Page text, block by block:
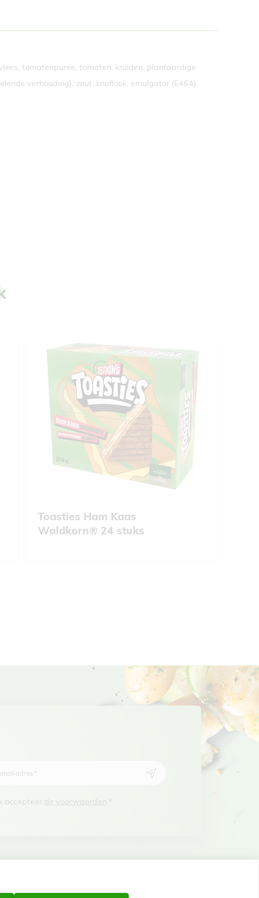
tomatenpuree, tomaten, kruiden, plantaardige
verhouding), zout, knoflook, emulgator (E464),
Toasties Ham Kaas
Waldkorn® 24 stuks
adres *
Ik accepteer de voorwaarden *